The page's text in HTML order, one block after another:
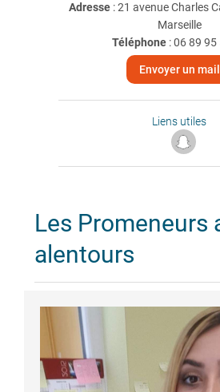
Adresse : 21 avenue Charles
Marseille
Téléphone:06 89 95
Envoyer un mail
Liens utiles
Les Promeneurs
alentours